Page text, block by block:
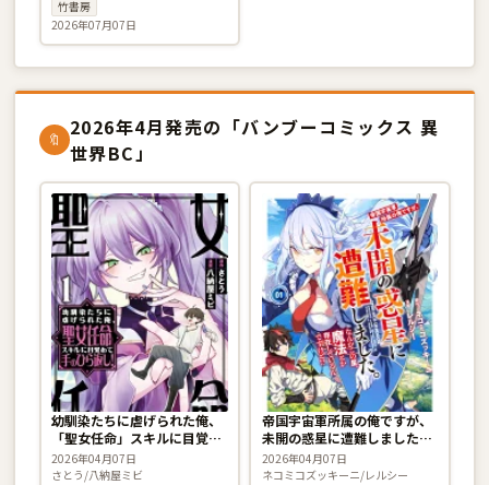
竹書房
2026年07月07日
🔖
2026年4月発売の「バンブーコミックス 異
世界BC」
幼馴染たちに虐げられた俺、
「聖女任命」スキルに目覚め
て手のひら返し！ 1巻
2026年04月07日
さとう/八納屋ミビ
帝国宇宙軍所属の俺ですが、
未開の惑星に遭難しました。
なんかこの星、魔法とか存在
しているんですけど!? 1巻
2026年04月07日
ネコミコズッキーニ/レルシー